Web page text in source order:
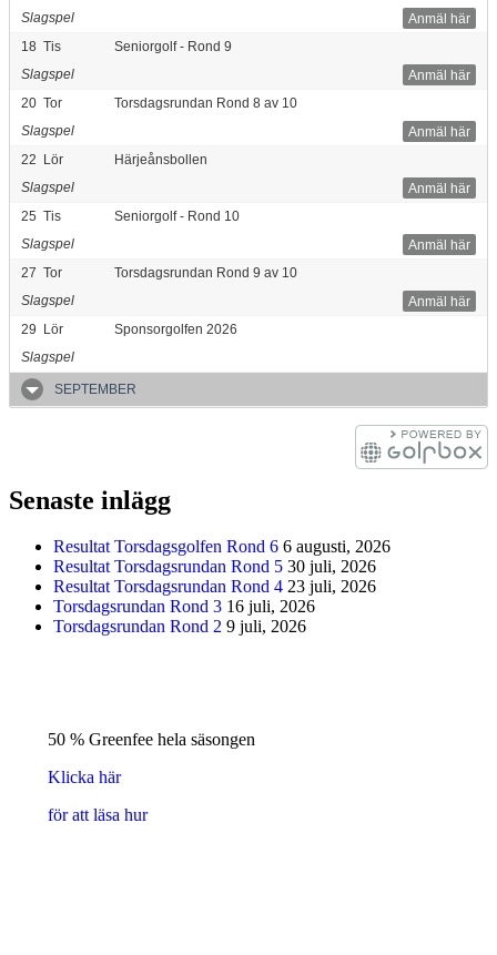
Anmäl här
Slagspel
18 Tis
Seniorgolf - Rond 9
Anmäl här
Slagspel
20 Tor
Torsdagsrundan Rond 8 av 10
Anmäl här
Slagspel
22 Lör
Härjeånsbollen
Anmäl här
Slagspel
25 Tis
Seniorgolf - Rond 10
Anmäl här
Slagspel
27 Tor
Torsdagsrundan Rond 9 av 10
Anmäl här
Slagspel
29 Lör
Sponsorgolfen 2026
Slagspel
SEPTEMBER
Senaste inlägg
Resultat Torsdagsgolfen Rond 6 6 augusti, 2026
Resultat Torsdagsrundan Rond 5 30 juli, 2026
Resultat Torsdagsrundan Rond 4 23 juli, 2026
Torsdagsrundan Rond 3 16 juli, 2026
Torsdagsrundan Rond 2 9 juli, 2026
50 % Greenfee hela säsongen
Klicka här
för att läsa hur